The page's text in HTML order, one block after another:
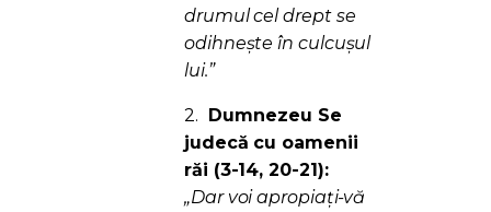
drumul cel drept se
odihneşte în culcuşul
lui.”
2. Dumnezeu Se
judecă cu oamenii
răi (3-14, 20-21):
„Dar voi apropiaţi-vă